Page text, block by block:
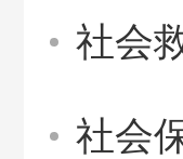
社会
社会